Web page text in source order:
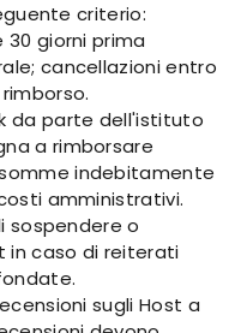
criterio:
giorni prima
cancellazioni entro
da parte dell'istituto
a rimborsare
indebitamente
amministrativi.
sospendere o
in caso di reiterati
sugli Host a